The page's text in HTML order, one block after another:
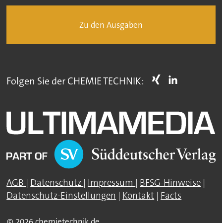
Zu den Ausgaben
Folgen Sie der CHEMIE TECHNIK:
AGB | Datenschutz | Impressum | BFSG-Hinweise |
Datenschutz-Einstellungen | Kontakt | Facts